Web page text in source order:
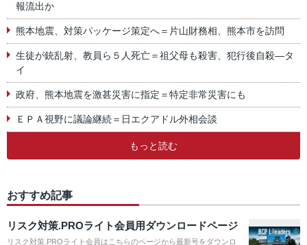
報流出か
熊本地震、対策パッケージ策定へ＝片山財務相、熊本市を訪問
生徒が銃乱射、教員ら５人死亡＝祖父母も殺害、犯行後自殺―タ
イ
政府、熊本地震を激甚災害に指定＝特定非常災害にも
ＥＰＡ視野に議論継続＝日エクアドル外相会談
もっと読む
おすすめ記事
リスク対策.PROライト会員用ダウンロードページ
リスク対策.PROライト会員はこちらのページから最新号をダウンロ